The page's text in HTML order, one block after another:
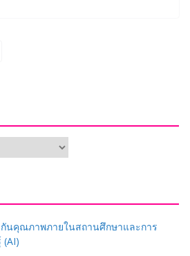
นคุณภาพภายในสถานศึกษาและการ